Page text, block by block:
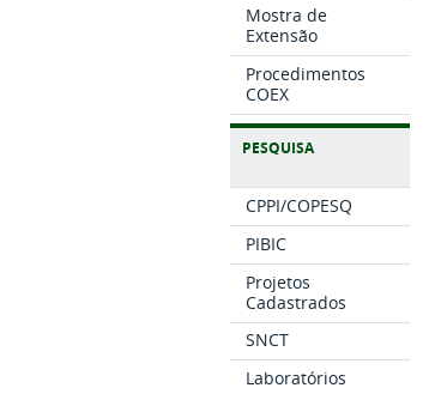
Mostra de
Extensão
Procedimentos
COEX
PESQUISA
CPPI/COPESQ
PIBIC
Projetos
Cadastrados
SNCT
Laboratórios